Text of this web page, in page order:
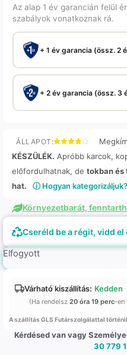
Az alap 1 év garancián felül
szabályok vonatkoznak rá.
+ 1 év garancia (össz. 2
+ 2 év garancia (össz. 3
ÁLLAPOT:
KÉSZÜLÉK. Apróbb karcok,
előfordulhatnak, de tokban és
hat.
ⓘ Hogyan kategorizáljuk?
Környezetbarát,
Cseréld be a régit, vidd
Elfogyott
Várható kiszállítás: Kedden
(Ha rendelsz 20 óra 19 perc-en
A szállítás GLS Futárszolgálattal
Kérdésed van vagy
30 779